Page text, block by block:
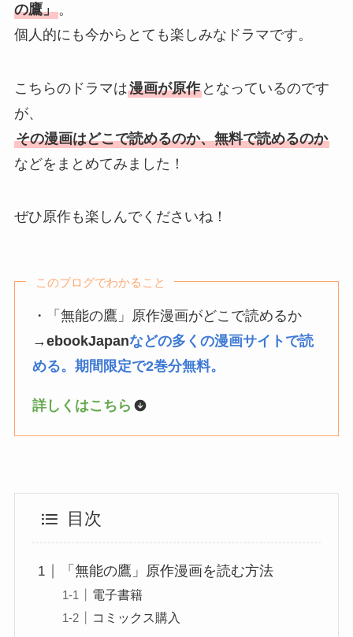
の鷹」。
個人的にも今からとても楽しみなドラマです。
こちらのドラマは漫画が原作となっているのです
が、
その漫画はどこで読めるのか、無料で読めるのか
などをまとめてみました！
ぜひ原作も楽しんでくださいね！
このブログでわかること
・「無能の鷹」原作漫画がどこで読めるか
→ebookJapanなどの多くの漫画サイトで読
める。期間限定で2巻分無料。
詳しくはこちら
目次
「無能の鷹」原作漫画を読む方法
電子書籍
コミックス購入